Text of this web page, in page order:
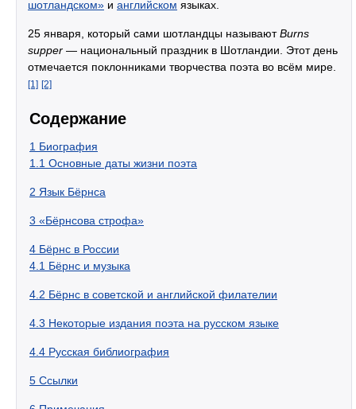
шотландском» и английском языках.
25 января, который сами шотландцы называютBurns
supper — национальный праздник в Шотландии. Этот день
отмечается поклонниками творчества поэта во всём мире.
[1] [2]
Содержание
1 Биография
1.1 Основные даты жизни поэта
2 Язык Бёрнса
3 «Бёрнсова строфа»
4 Бёрнс в России
4.1 Бёрнс и музыка
4.2 Бёрнс в советской и английской филателии
4.3 Некоторые издания поэта на русском языке
4.4 Русская библиография
5 Ссылки